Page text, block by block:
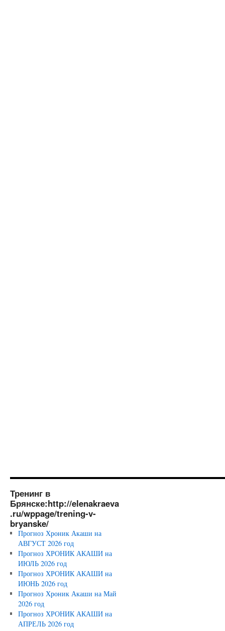
Тренинг в
Брянске:http://elenakraeva
.ru/wppage/trening-v-
bryanske/
Прогноз Хроник Акаши на
АВГУСТ 2026 год
Прогноз ХРОНИК АКАШИ на
ИЮЛЬ 2026 год
Прогноз ХРОНИК АКАШИ на
ИЮНЬ 2026 год
Прогноз Хроник Акаши на Май
2026 год
Прогноз ХРОНИК АКАШИ на
АПРЕЛЬ 2026 год